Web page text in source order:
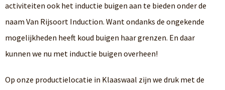
activiteiten ook het inductie buigen aan te bieden onder de
naam Van Rijsoort Induction. Want ondanks de ongekende
mogelijkheden heeft koud buigen haar grenzen. En daar
kunnen we nu met inductie buigen overheen!
Op onze productielocatie in Klaaswaal zijn we druk met de